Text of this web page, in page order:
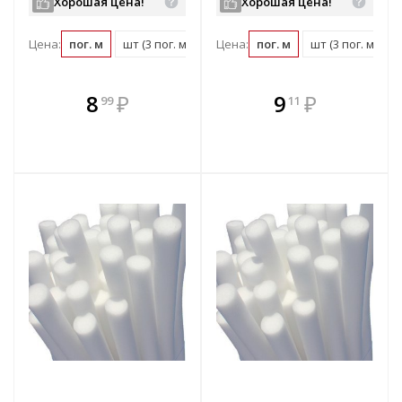
Цена: пог. м шт (3 пог. м) упаковка (480 пог. м)
8 99 ₽
В комплекте
всегда выгоднее!
Цена: пог. м шт (3 пог. м)
В комплекте
всегда выгоднее!
9 11 ₽